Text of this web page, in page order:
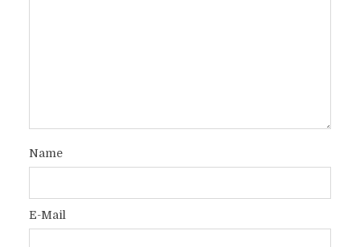
Name
E-Mail